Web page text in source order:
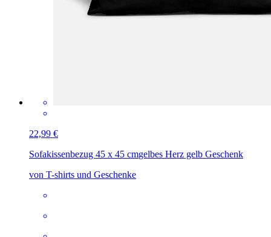
22,99 €
Sofakissenbezug 45 x 45 cmgelbes Herz gelb Geschenk
von T-shirts und Geschenke